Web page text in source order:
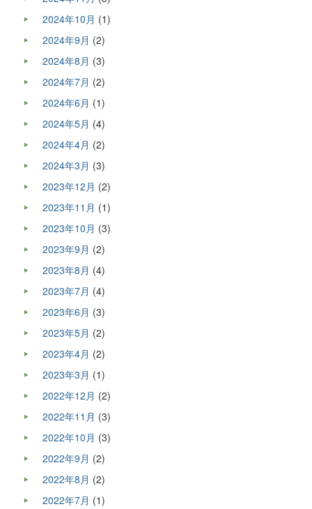
2024年10月 (1)
2024年9月 (2)
2024年8月 (3)
2024年7月 (2)
2024年6月 (1)
2024年5月 (4)
2024年4月 (2)
2024年3月 (3)
2023年12月 (2)
2023年11月 (1)
2023年10月 (3)
2023年9月 (2)
2023年8月 (4)
2023年7月 (4)
2023年6月 (3)
2023年5月 (2)
2023年4月 (2)
2023年3月 (1)
2022年12月 (2)
2022年11月 (3)
2022年10月 (3)
2022年9月 (2)
2022年8月 (2)
2022年7月 (1)